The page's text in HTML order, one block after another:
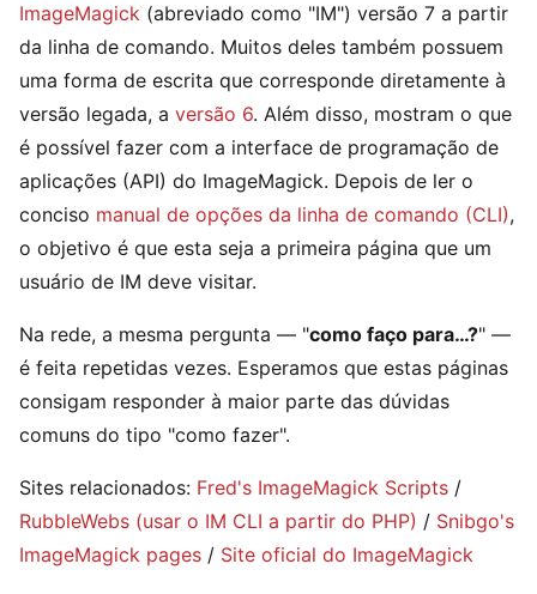
ImageMagick (abreviado como "IM") versão 7 a partir
da linha de comando. Muitos deles também possuem
uma forma de escrita que corresponde diretamente à
versão legada, a versão 6. Além disso, mostram o que
é possível fazer com a interface de programação de
aplicações (API) do ImageMagick. Depois de ler o
conciso manual de opções da linha de comando (CLI),
o objetivo é que esta seja a primeira página que um
usuário de IM deve visitar.
Na rede, a mesma pergunta — "como faço para…?" —
é feita repetidas vezes. Esperamos que estas páginas
consigam responder à maior parte das dúvidas
comuns do tipo "como fazer".
Sites relacionados: Fred's ImageMagick Scripts /
RubbleWebs (usar o IM CLI a partir do PHP) / Snibgo's
ImageMagick pages / Site oficial do ImageMagick